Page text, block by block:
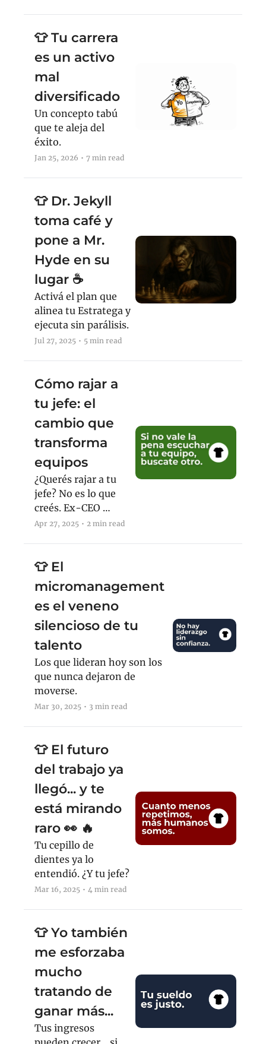
👕 Tu carrera
es un activo
mal
diversificado
Un concepto tabú
que te aleja del
éxito.
Jan 25, 2026 • 7 min read
👕 Dr. Jekyll
toma café y
pone a Mr.
Hyde en su
lugar ☕️
Activá el plan que
alinea tu Estratega y
ejecuta sin parálisis.
Jul 27, 2025 • 5 min read
Cómo rajar a
tu jefe: el
cambio que
transforma
equipos
¿Querés rajar a tu
jefe? No es lo que
creés. Ex-CEO
cuenta el giro que le
en junio 2026.
Apr 27, 2025 • 2 min read
👕 El
micromanagement
es el veneno
silencioso de tu
talento
Los que lideran hoy son los
que nunca dejaron de
moverse.
Mar 30, 2025 • 3 min read
👕 El futuro
del trabajo ya
llegó... y te
está mirando
raro 👀 🔥
Tu cepillo de
dientes ya lo
entendió. ¿Y tu jefe?
Mar 16, 2025 • 4 min read
👕 Yo también
me esforzaba
mucho
tratando de
ganar más...
Tus ingresos